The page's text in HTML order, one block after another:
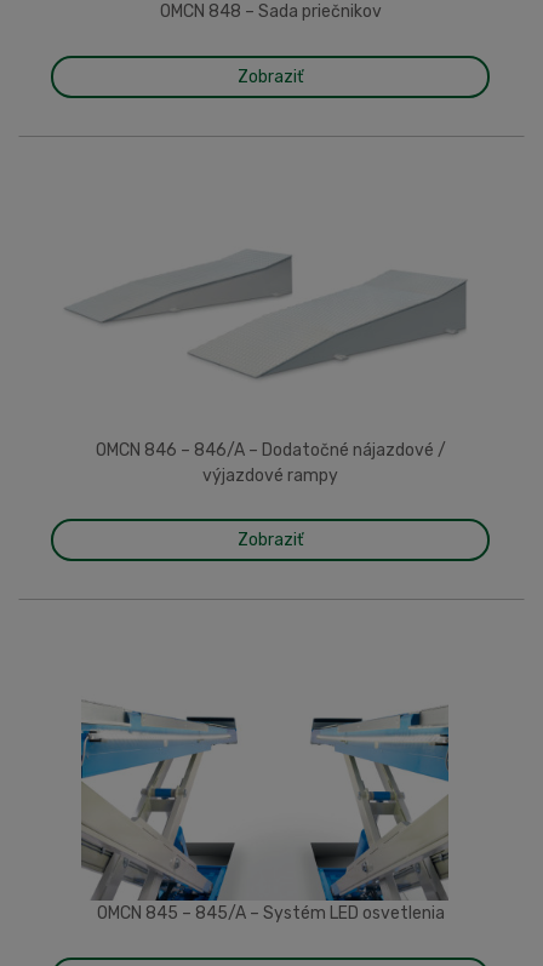
OMCN 848 – Sada priečnikov
Zobraziť
OMCN 846 – 846/A – Dodatočné nájazdové /
výjazdové rampy
Zobraziť
OMCN 845 – 845/A – Systém LED osvetlenia